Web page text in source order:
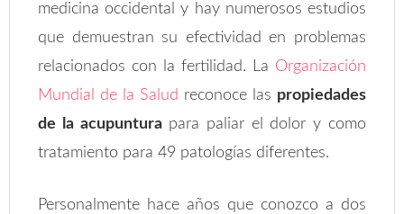
medicina occidental y hay numerosos estudios
que demuestran su efectividad en problemas
relacionados con la fertilidad. La Organización
Mundial de la Salud reconoce las propiedades
de la acupunturapara paliar el dolor y como
tratamiento para 49 patologías diferentes.
Personalmente hace años que conozco a dos